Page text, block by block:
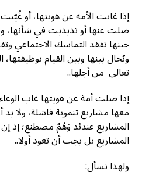
إذا غابت الأمة عن هويتها، أو غُيّبت
ضلت عنها أو تذبذبت في شأنها،
حينها تفقد التماسك الاجتماعي
ويُحال بينها وبين القيام بوظيفتها،
تعالى من أجلها..
إذا ضلت أمة عن هويتها غاب
معها مشاريع تنموية فاشلة، ولا
المشاريع عندئذ وَهْمٌ مصطنع؛ إذ إن
المشاريع بل يجب أن تعود أولا..
ولهذا نسأل: